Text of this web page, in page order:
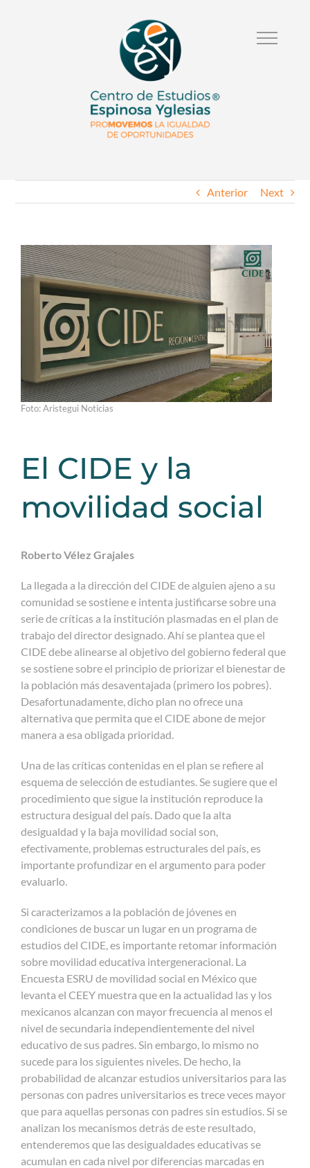
Anterior Next
Foto: Aristegui Noticias
El CIDE y la
movilidad social
Roberto Vélez Grajales
La llegada a la dirección del CIDE de alguien ajeno a su
comunidad se sostiene e intenta justificarse sobre una
serie de críticas a la institución plasmadas en el plan de
trabajo del director designado. Ahí se plantea que el
CIDE debe alinearse al objetivo del gobierno federal que
se sostiene sobre el principio de priorizar el bienestar de
la población más desaventajada (primero los pobres).
Desafortunadamente, dicho plan no ofrece una
alternativa que permita que el CIDE abone de mejor
manera a esa obligada prioridad.
Una de las críticas contenidas en el plan se refiere al
esquema de selección de estudiantes. Se sugiere que el
procedimiento que sigue la institución reproduce la
estructura desigual del país. Dado que la alta
desigualdad y la baja movilidad social son,
efectivamente, problemas estructurales del país, es
importante profundizar en el argumento para poder
evaluarlo.
Si caracterizamos a la población de jóvenes en
condiciones de buscar un lugar en un programa de
estudios del CIDE, es importante retomar información
sobre movilidad educativa intergeneracional. La
Encuesta ESRU de movilidad social en México que
levanta el CEEY muestra que en la actualidad las y los
mexicanos alcanzan con mayor frecuencia al menos el
nivel de secundaria independientemente del nivel
educativo de sus padres. Sin embargo, lo mismo no
sucede para los siguientes niveles. De hecho, la
probabilidad de alcanzar estudios universitarios para las
personas con padres universitarios es trece veces mayor
que para aquellas personas con padres sin estudios. Si se
analizan los mecanismos detrás de este resultado,
entenderemos que las desigualdades educativas se
acumulan en cada nivel por diferencias marcadas en